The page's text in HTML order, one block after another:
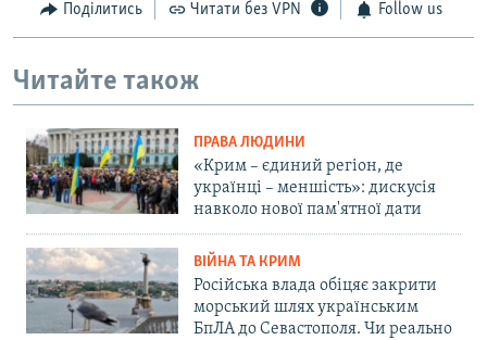
Поділитись Читати без VPN Follow us
Читайте також
ПРАВА ЛЮДИНИ
«Крим – єдиний регіон, де
українці – меншість»: дискусія
навколо нової пам'ятної дати
ВІЙНА ТА КРИМ
Російська влада обіцяє закрити
морський шлях українським
БпЛА до Севастополя. Чи реально